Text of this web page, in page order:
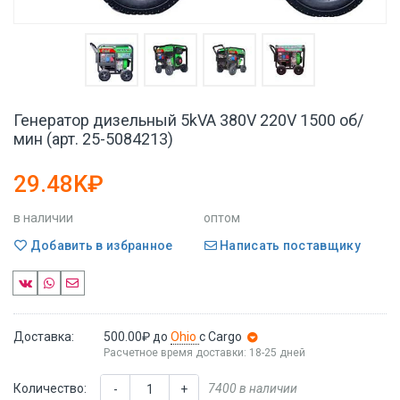
Генератор дизельный 5kVA 380V 220V 1500 об/
мин (арт. 25-5084213)
29.48K₽
в наличии
оптом
Добавить в избранное
Написать поставщику
Доставка: 500.00₽ до Ohio с Cargo
Расчетное время доставки: 18-25 дней
Количество: - + 7400 в наличии